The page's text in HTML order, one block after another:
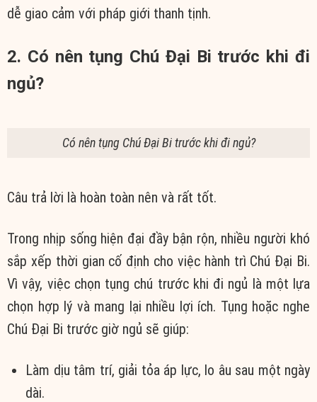
dễ giao cảm với pháp giới thanh tịnh.
2. Có nên tụng Chú Đại Bi trước khi đi
ngủ?
Có nên tụng Chú Đại Bi trước khi đi ngủ?
Câu trả lời là hoàn toàn nên và rất tốt.
Trong nhịp sống hiện đại đầy bận rộn, nhiều người khó
sắp xếp thời gian cố định cho việc hành trì Chú Đại Bi.
Vì vậy, việc chọn tụng chú trước khi đi ngủ là một lựa
chọn hợp lý và mang lại nhiều lợi ích. Tụng hoặc nghe
Chú Đại Bi trước giờ ngủ sẽ giúp:
Làm dịu tâm trí, giải tỏa áp lực, lo âu sau một ngày
dài.